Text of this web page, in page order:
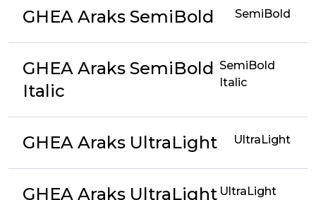
GHEA Araks SemiBold SemiBold
GHEA Araks SemiBold
Italic
SemiBold
Italic
GHEA Araks UltraLight UltraLight
GHEA Araks UltraLight UltraLight